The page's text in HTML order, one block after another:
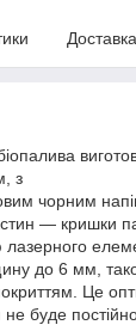
Доставка
з
чорним
— кришки
до 6 мм,
Це
не буде